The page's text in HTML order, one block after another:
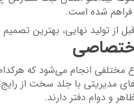
فراهم شده است.
تولید نهایی، بهترین
مختلفی انجام می‌شود که
مدیریتی با جلد سخت از
و دوام دفتر دارند.